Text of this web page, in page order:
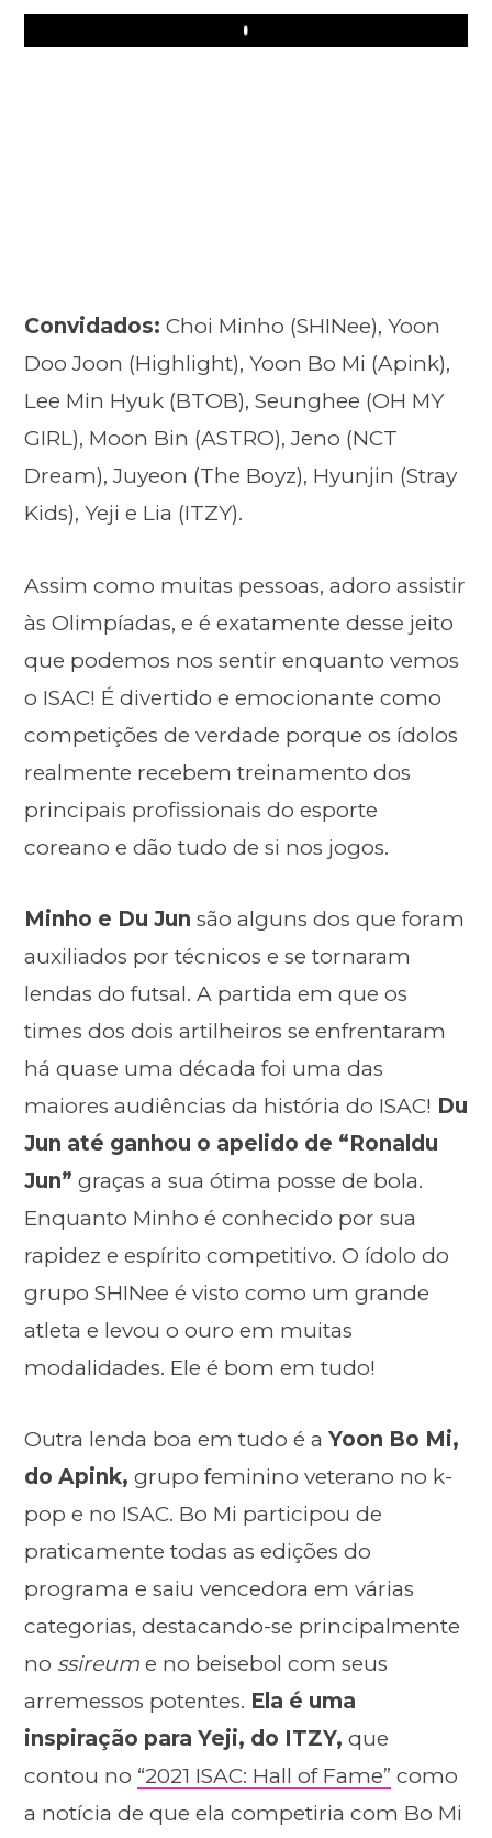
Play
Convidados: Choi Minho (SHINee), Yoon
Doo Joon (Highlight), Yoon Bo Mi (Apink),
Lee Min Hyuk (BTOB), Seunghee (OH MY
GIRL), Moon Bin (ASTRO), Jeno (NCT
Dream), Juyeon (The Boyz), Hyunjin (Stray
Kids), Yeji e Lia (ITZY).
Assim como muitas pessoas, adoro assistir
às Olimpíadas, e é exatamente desse jeito
que podemos nos sentir enquanto vemos
o ISAC! É divertido e emocionante como
competições de verdade porque os ídolos
realmente recebem treinamento dos
principais profissionais do esporte
coreano e dão tudo de si nos jogos.
Minho e Du Jun são alguns dos que foram
auxiliados por técnicos e se tornaram
lendas do futsal. A partida em que os
times dos dois artilheiros se enfrentaram
há quase uma década foi uma das
maiores audiências da história do ISAC! Du
Jun até ganhou o apelido de “Ronaldu
Jun” graças a sua ótima posse de bola.
Enquanto Minho é conhecido por sua
rapidez e espírito competitivo. O ídolo do
grupo SHINee é visto como um grande
atleta e levou o ouro em muitas
modalidades. Ele é bom em tudo!
Outra lenda boa em tudo é a Yoon Bo Mi,
do Apink, grupo feminino veterano no k-
pop e no ISAC. Bo Mi participou de
praticamente todas as edições do
programa e saiu vencedora em várias
categorias, destacando-se principalmente
no ssireum e no beisebol com seus
arremessos potentes. Ela é uma
inspiração para Yeji, do ITZY, que
contou no “2021 ISAC: Hall of Fame” como
a notícia de que ela competiria com Bo Mi